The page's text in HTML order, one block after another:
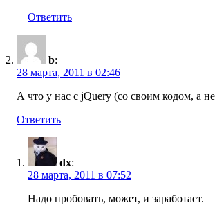
Ответить
b:
28 марта, 2011 в 02:46
А что у нас с jQuery (со своим кодом, а
Ответить
dx:
28 марта, 2011 в 07:52
Надо пробовать, может, и заработает.